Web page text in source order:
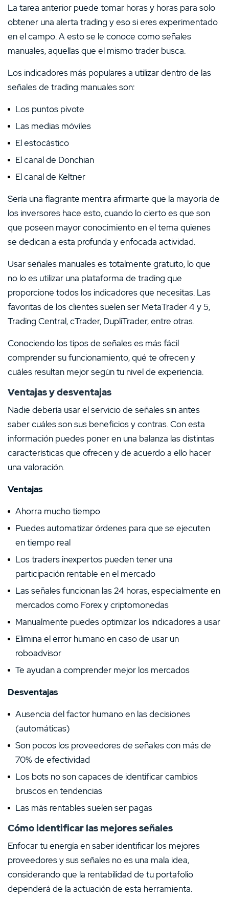
La tarea anterior puede tomar horas y horas para solo
obtener una alerta trading y eso si eres experimentado
en el campo. A esto se le conoce como señales
manuales, aquellas que el mismo trader busca.
Los indicadores más populares a utilizar dentro de las
señales de trading manuales son:
Los puntos pivote
Las medias móviles
El estocástico
El canal de Donchian
El canal de Keltner
Sería una flagrante mentira afirmarte que la mayoría de
los inversores hace esto, cuando lo cierto es que son
que poseen mayor conocimiento en el tema quienes
se dedican a esta profunda y enfocada actividad.
Usar señales manuales es totalmente gratuito, lo que
no lo es utilizar una plataforma de trading que
proporcione todos los indicadores que necesitas. Las
favoritas de los clientes suelen ser MetaTrader 4 y 5,
Trading Central, cTrader, DupliTrader, entre otras.
Conociendo los tipos de señales es más fácil
comprender su funcionamiento, qué te ofrecen y
cuáles resultan mejor según tu nivel de experiencia.
Ventajas y desventajas
Nadie debería usar el servicio de señales sin antes
saber cuáles son sus beneficios y contras. Con esta
información puedes poner en una balanza las distintas
características que ofrecen y de acuerdo a ello hacer
una valoración.
Ventajas
Ahorra mucho tiempo
Puedes automatizar órdenes para que se ejecuten
en tiempo real
Los traders inexpertos pueden tener una
participación rentable en el mercado
Las señales funcionan las 24 horas, especialmente en
mercados como Forex y criptomonedas
Manualmente puedes optimizar los indicadores a usar
Elimina el error humano en caso de usar un
roboadvisor
Te ayudan a comprender mejor los mercados
Desventajas
Ausencia del factor humano en las decisiones
(automáticas)
Son pocos los proveedores de señales con más de
70% de efectividad
Los bots no son capaces de identificar cambios
bruscos en tendencias
Las más rentables suelen ser pagas
Cómo identificar las mejores señales
Enfocar tu energía en saber identificar los mejores
proveedores y sus señales no es una mala idea,
considerando que la rentabilidad de tu portafolio
dependerá de la actuación de esta herramienta.